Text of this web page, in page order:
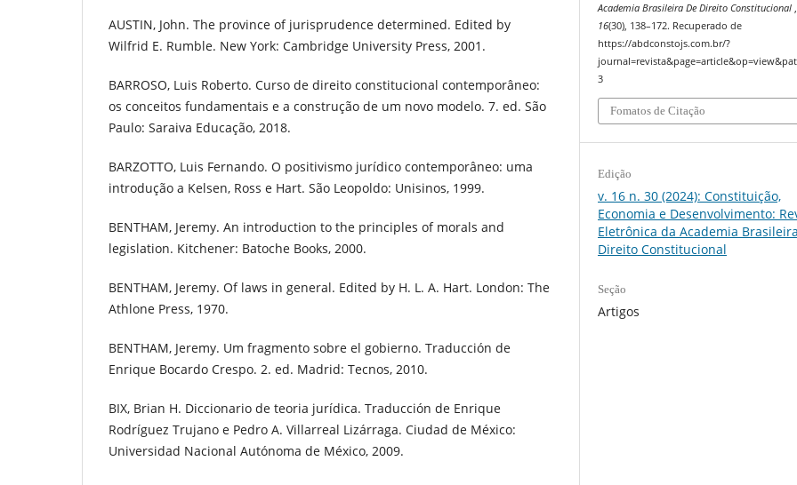
AUSTIN, John. The province of jurisprudence determined. Edited by
Wilfrid E. Rumble. New York: Cambridge University Press, 2001.
BARROSO, Luis Roberto. Curso de direito constitucional contemporâneo:
os conceitos fundamentais e a construção de um novo modelo. 7. ed. São
Paulo: Saraiva Educação, 2018.
BARZOTTO, Luis Fernando. O positivismo jurídico contemporâneo: uma
introdução a Kelsen, Ross e Hart. São Leopoldo: Unisinos, 1999.
BENTHAM, Jeremy. An introduction to the principles of morals and
legislation. Kitchener: Batoche Books, 2000.
BENTHAM, Jeremy. Of laws in general. Edited by H. L. A. Hart. London: The
Athlone Press, 1970.
BENTHAM, Jeremy. Um fragmento sobre el gobierno. Traducción de
Enrique Bocardo Crespo. 2. ed. Madrid: Tecnos, 2010.
BIX, Brian H. Diccionario de teoria jurídica. Traducción de Enrique
Rodríguez Trujano e Pedro A. Villarreal Lizárraga. Ciudad de México:
Universidad Nacional Autónoma de México, 2009.
Academia Brasileira De Direito Constitucional,
16(30), 138–172. Recuperado de
https://abdconstojs.com.br/?
3
Fomatos de Citação
Edição
v. 16 n. 30 (2024): Constituição,
Economia e Desenvolvimento:
Eletrônica da Academia
Direito Constitucional
Seção
Artigos